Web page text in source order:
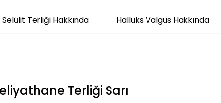
Selülit Terliği Hakkında Halluks Valgus Hakkında
Terliği Sarı